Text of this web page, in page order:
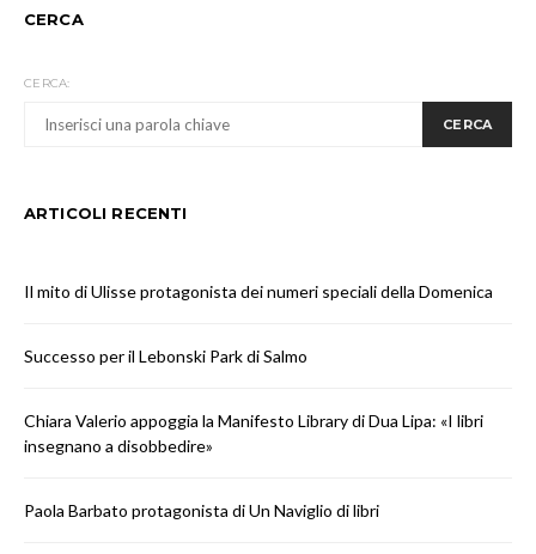
CERCA
CERCA:
CERCA
ARTICOLI RECENTI
Il mito di Ulisse protagonista dei numeri speciali della Domenica
Successo per il Lebonski Park di Salmo
Chiara Valerio appoggia la Manifesto Library di Dua Lipa: «I libri
insegnano a disobbedire»
Paola Barbato protagonista di Un Naviglio di libri